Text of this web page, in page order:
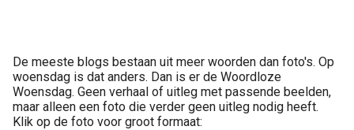
De meeste blogs bestaan uit meer woorden dan foto's. Op
woensdag is dat anders. Dan is er de Woordloze
Woensdag. Geen verhaal of uitleg met passende beelden,
maar alleen een foto die verder geen uitleg nodig heeft.
Klik op de foto voor groot formaat: